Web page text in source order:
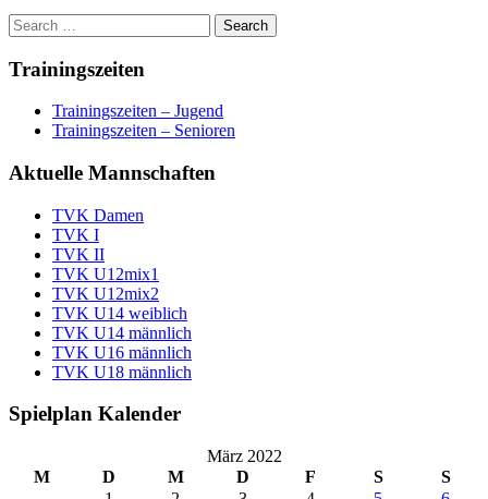
Trainingszeiten
Trainingszeiten – Jugend
Trainingszeiten – Senioren
Aktuelle Mannschaften
TVK Damen
TVK I
TVK II
TVK U12mix1
TVK U12mix2
TVK U14 weiblich
TVK U14 männlich
TVK U16 männlich
TVK U18 männlich
Spielplan Kalender
März 2022
M
D M D F S
S